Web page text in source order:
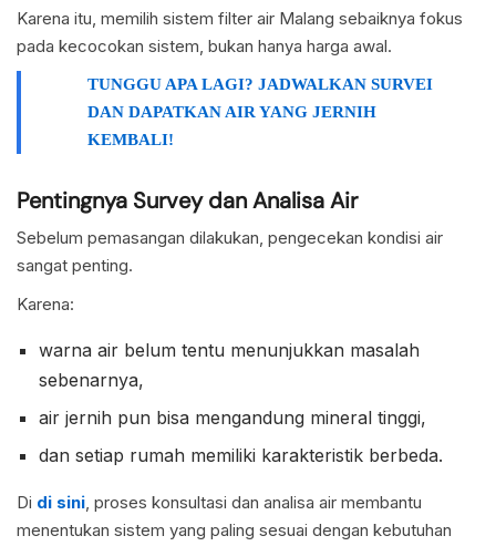
Karena itu, memilih sistem filter air Malang sebaiknya fokus
pada kecocokan sistem, bukan hanya harga awal.
TUNGGU APA LAGI? JADWALKAN SURVEI
DAN DAPATKAN AIR YANG JERNIH
KEMBALI!
Pentingnya Survey dan Analisa Air
Sebelum pemasangan dilakukan, pengecekan kondisi air
sangat penting.
Karena:
warna air belum tentu menunjukkan masalah
sebenarnya,
air jernih pun bisa mengandung mineral tinggi,
dan setiap rumah memiliki karakteristik berbeda.
Di di sini, proses konsultasi dan analisa air membantu
menentukan sistem yang paling sesuai dengan kebutuhan